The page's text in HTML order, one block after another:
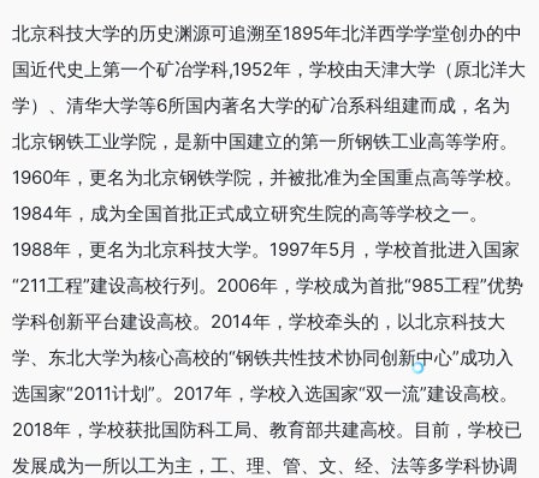
北京科技大学的历史渊源可追溯至1895年北洋西学学堂创办的中
国近代史上第一个矿冶学科,1952年，学校由天津大学（原北洋大
学）、清华大学等6所国内著名大学的矿冶系科组建而成，名为
北京钢铁工业学院，是新中国建立的第一所钢铁工业高等学府。
1960年，更名为北京钢铁学院，并被批准为全国重点高等学校。
1984年，成为全国首批正式成立研究生院的高等学校之一。
1988年，更名为北京科技大学。1997年5月，学校首批进入国家
“211工程”建设高校行列。2006年，学校成为首批“985工程”优势
学科创新平台建设高校。2014年，学校牵头的，以北京科技大
学、东北大学为核心高校的“钢铁共性技术协同创新中心”成功入
选国家“2011计划”。2017年，学校入选国家“双一流”建设高校。
2018年，学校获批国防科工局、教育部共建高校。目前，学校已
发展成为一所以工为主，工、理、管、文、经、法等多学科协调